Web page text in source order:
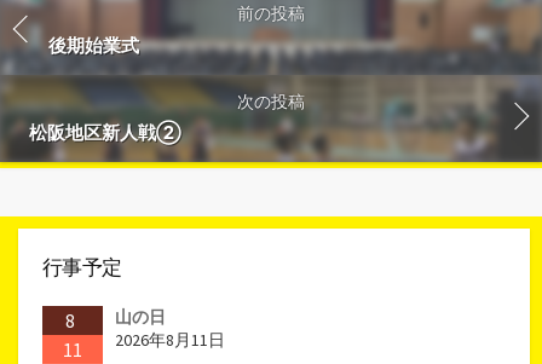
前の投稿
後期始業式
次の投稿
松阪地区新人戦②
行事予定
8
11
山の日
2026年8月11日